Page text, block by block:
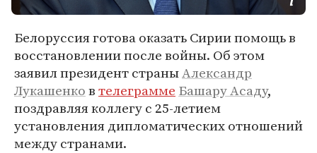
Белоруссия готова оказать Сирии помощь в
восстановлении после войны. Об этом
заявил президент страныАлександр
Лукашенковтелеграмме Башару Асаду,
поздравляя коллегу с 25-летием
установления дипломатических отношений
между странами.